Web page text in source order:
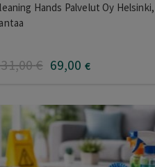
Hands Palvelut Oy
,00€ 69,00 €